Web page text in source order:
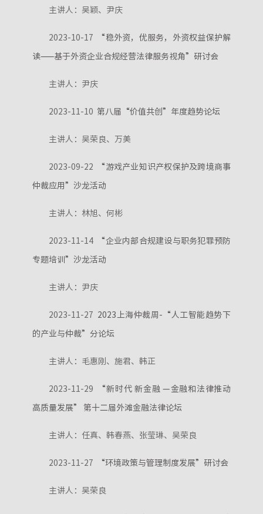
主讲人：吴颖、尹庆
2023-10-17 “稳外资，优服务，外资权益保护解
读——基于外资企业合规经营法律服务视角”研讨会
主讲人：尹庆
2023-11-10 第八届“价值共创”年度趋势论坛
主讲人：吴荣良、万美
2023-09-22 “游戏产业知识产权保护及跨境商事
仲裁应用”沙龙活动
主讲人：林旭、何彬
2023-11-14 “企业内部合规建设与职务犯罪预防
专题培训”沙龙活动
主讲人：尹庆
2023-11-27 2023上海仲裁周-“人工智能趋势下
的产业与仲裁”分论坛
主讲人：毛惠刚、施君、韩正
2023-11-29 “新时代 新金融 —金融和法律推动
高质量发展” 第十二届外滩金融法律论坛
主讲人：任真、韩春燕、张莹琳、吴荣良
2023-11-27 “环境政策与管理制度发展”研讨会
主讲人：吴荣良